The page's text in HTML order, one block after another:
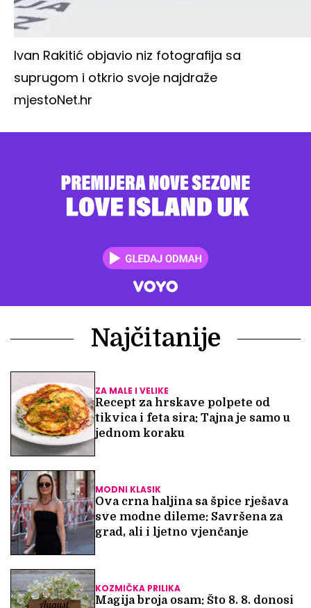
Ivan Rakitić objavio niz fotografija sa
suprugom i otkrio svoje najdraže
mjestoNet.hr
Najčitanije
ZA MALE I VELIKE
Recept za hrskave polpete od
tikvica i feta sira: Tajna je samo u
jednom koraku
MODNI KLASIK
Ova crna haljina sa špice rješava
sve modne dileme: Savršena za
grad, ali i ljetno vjenčanje
KOZMIČKA PRILIKA
Magija broja osam: Što 8. 8. donosi